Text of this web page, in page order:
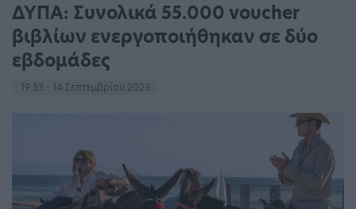
ΔΥΠΑ: Συνολικά 55.000 voucher
βιβλίων ενεργοποιήθηκαν σε δύο
εβδομάδες
19:53 - 14 Σεπτεμβρίου 2023